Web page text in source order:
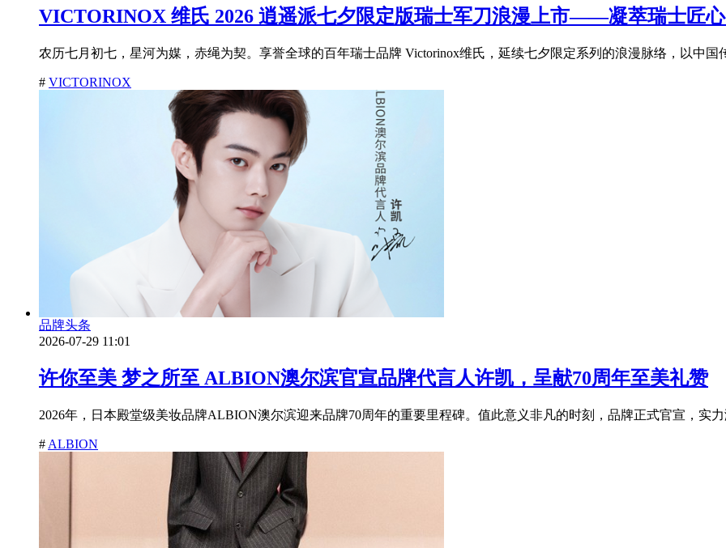
VICTORINOX 维氏 2026 逍遥派七夕限定版瑞士军刀浪漫上市——凝萃瑞士匠
农历七月初七，星河为媒，赤绳为契。享誉全球的百年瑞士品牌 Victorinox维氏，延续七夕限定系列的浪漫脉络，以中国
# VICTORINOX
品牌头条
2026-07-29 11:01
许你至美 梦之所至 ALBION澳尔滨官宣品牌代言人许凯，呈献70周年至美礼赞
2026年，日本殿堂级美妆品牌ALBION澳尔滨迎来品牌70周年的重要里程碑。值此意义非凡的时刻，品牌正式官宣，实
# ALBION